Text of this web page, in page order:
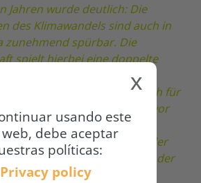
usando este
debe aceptar
políticas:
Privacy policy
x
Jahren wurde deutlich: Die
des Klimawandels sind auch in
zunehmend spürbar. Die
spielt hierbei eine doppelte
mitverantwortlich für
Andererseits ist sie vor
zunehmenden
wie Starkregen oder
von den Auswirkungen der